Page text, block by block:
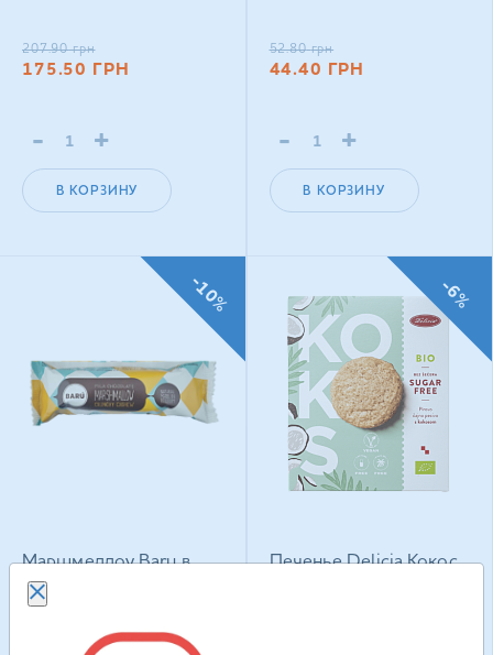
207.90 грн
175.50 ГРН
- +
В КОРЗИНУ
52.80 грн
44.40 ГРН
- +
В КОРЗИНУ
Маршмеллоу Baru в
молочном шоколаде
Кранчи Фундук 30 г
грн
-10%
Печенье Delicia Кокос
-6%